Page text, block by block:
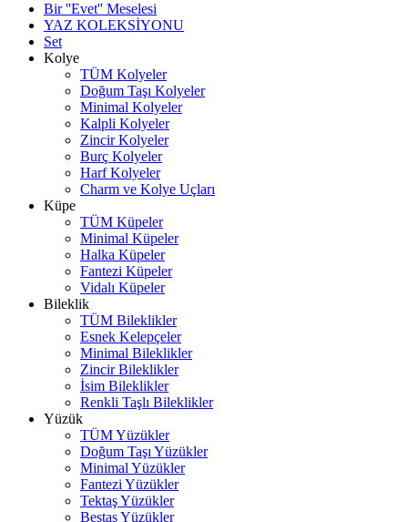
Bir ''Evet'' Meselesi
YAZ KOLEKSİYONU
Set
Kolye
TÜM Kolyeler
Doğum Taşı Kolyeler
Minimal Kolyeler
Kalpli Kolyeler
Zincir Kolyeler
Burç Kolyeler
Harf Kolyeler
Charm ve Kolye Uçları
Küpe
TÜM Küpeler
Minimal Küpeler
Halka Küpeler
Fantezi Küpeler
Vidalı Küpeler
Bileklik
TÜM Bileklikler
Esnek Kelepçeler
Minimal Bileklikler
Zincir Bileklikler
İsim Bileklikler
Renkli Taşlı Bileklikler
Yüzük
TÜM Yüzükler
Doğum Taşı Yüzükler
Minimal Yüzükler
Fantezi Yüzükler
Tektaş Yüzükler
Beştaş Yüzükler